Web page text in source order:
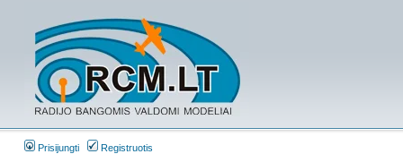
Prisijungti Registruotis